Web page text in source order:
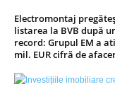
Electromontaj
listarea la BVB după
record: Grupul EM a
mil. EUR cifră de